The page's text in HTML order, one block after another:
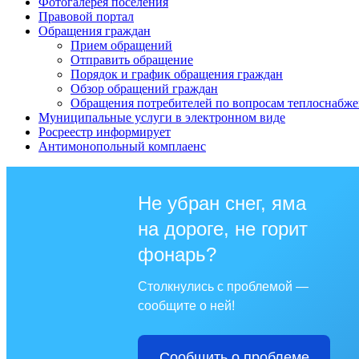
Правовой портал
Обращения граждан
Прием обращений
Отправить обращение
Порядок и график обращения граждан
Обзор обращений граждан
Обращения потребителей по вопросам
Муниципальные услуги в электронном виде
Росреестр информирует
Антимонопольный комплаенс
Не убран снег, яма
на дороге, не горит
фонарь?
Столкнулись с проблемой —
сообщите о ней!